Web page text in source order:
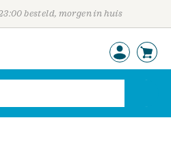
besteld, morgen in huis